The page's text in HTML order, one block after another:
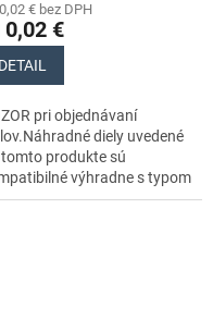
€ bez DPH
0,02 €
DETAIL
pri objednávaní
diely uvedené
produkte sú
výhradne s typom
s číslom 970711418